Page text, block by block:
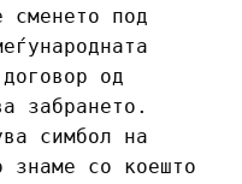
сменето под
од
забрането.
симбол на
знаме со коешто